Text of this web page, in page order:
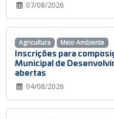
07/08/2026
Inscrições para
Municipal de
abertas
04/08/2026
Agricultura Meio Ambiente